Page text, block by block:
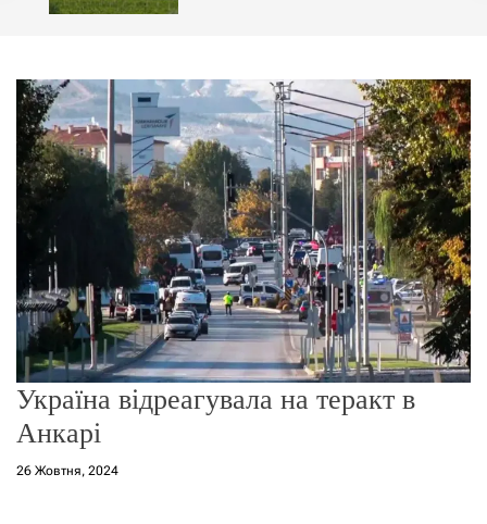
г
о
р
е
ж
и
м
у
Україна відреагувала на теракт в
Анкарі
26 Жовтня, 2024